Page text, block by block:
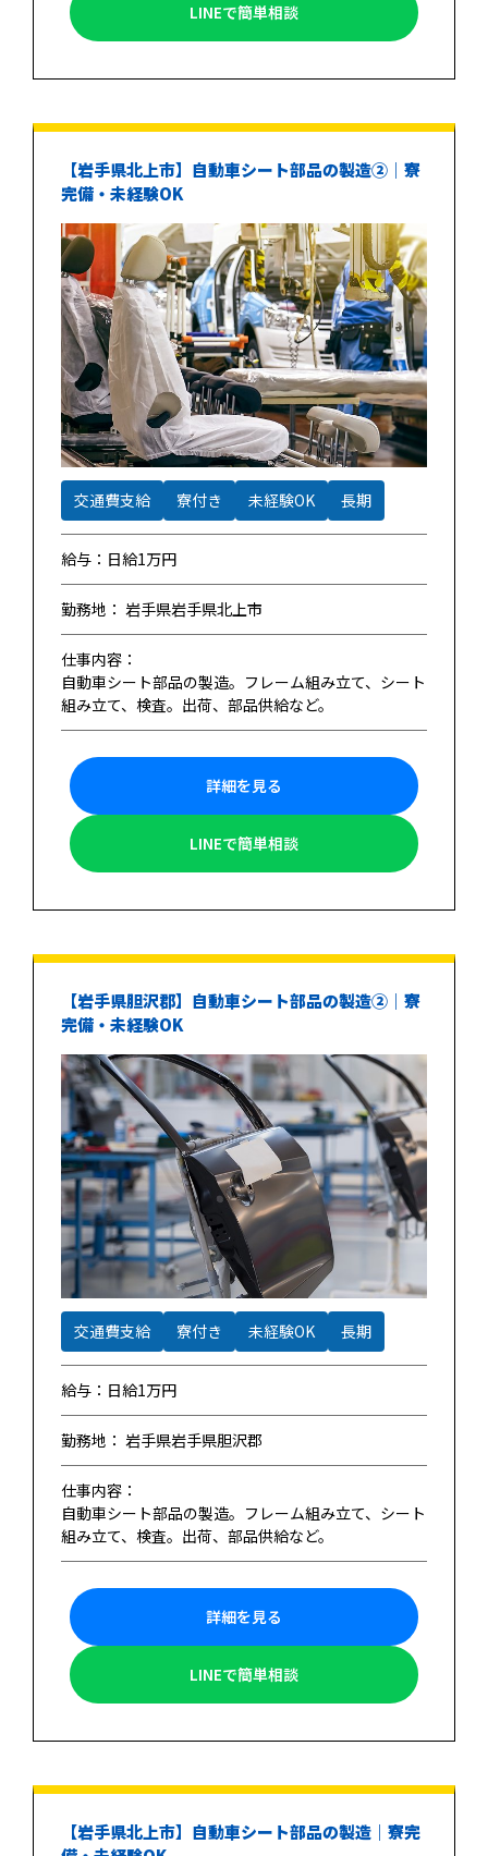
LINEで簡単相談
【岩手県北上市】自動車シート部品の製造②｜寮
完備・未経験OK
交通費支給 寮付き 未経験OK 長期
給与：日給1万円
勤務地： 岩手県岩手県北上市
仕事内容：
自動車シート部品の製造。フレーム組み立て、シート
組み立て、検査。出荷、部品供給など。
詳細を見る
LINEで簡単相談
【岩手県胆沢郡】自動車シート部品の製造②｜寮
完備・未経験OK
交通費支給 寮付き 未経験OK 長期
給与：日給1万円
勤務地： 岩手県岩手県胆沢郡
仕事内容：
自動車シート部品の製造。フレーム組み立て、シート
組み立て、検査。出荷、部品供給など。
詳細を見る
LINEで簡単相談
【岩手県北上市】自動車シート部品の製造｜寮完